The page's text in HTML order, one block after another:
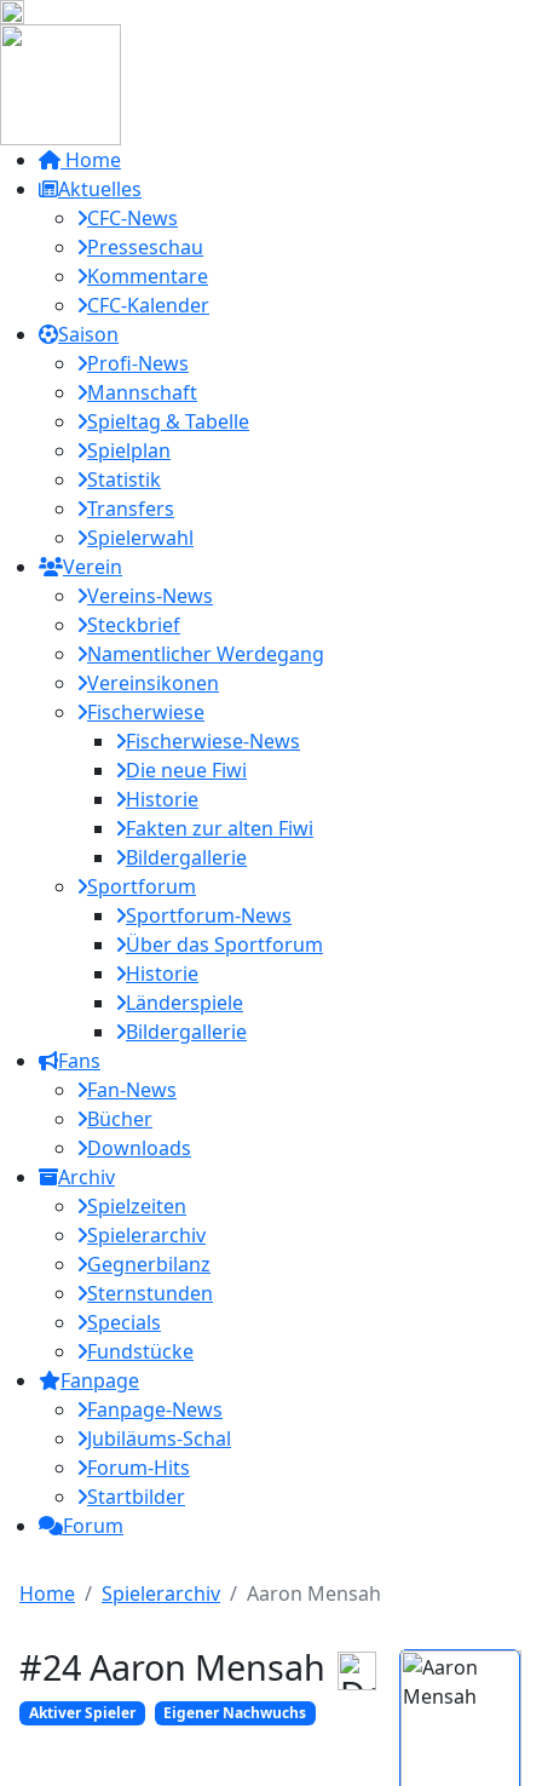
Home
Aktuelles
CFC-News
Presseschau
Kommentare
CFC-Kalender
Saison
Profi-News
Mannschaft
Spieltag & Tabelle
Spielplan
Statistik
Transfers
Spielerwahl
Verein
Vereins-News
Steckbrief
Namentlicher Werdegang
Vereinsikonen
Fischerwiese
Fischerwiese-News
Die neue Fiwi
Historie
Fakten zur alten Fiwi
Bildergallerie
Sportforum
Sportforum-News
Über das Sportforum
Historie
Länderspiele
Bildergallerie
Fans
Fan-News
Bücher
Downloads
Archiv
Spielzeiten
Spielerarchiv
Gegnerbilanz
Sternstunden
Specials
Fundstücke
Fanpage
Fanpage-News
Jubiläums-Schal
Forum-Hits
Startbilder
Forum
Home Spielerarchiv Aaron Mensah
#24 Aaron Mensah
Aktiver Spieler Eigener Nachwuchs